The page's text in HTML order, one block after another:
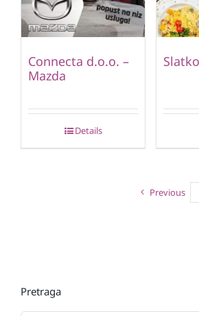
Connecta d.o.o. –
Mazda
Details
Previous
Pretraga